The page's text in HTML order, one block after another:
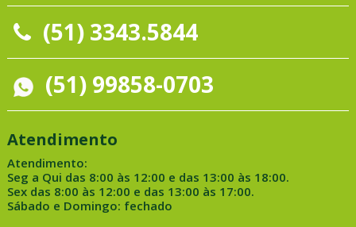
(51) 3343.5844
(51) 99858-0703
Atendimento
Atendimento:
Seg a Qui das 8:00 às 12:00 e das 13:00 às 18:00.
Sex das 8:00 às 12:00 e das 13:00 às 17:00.
Sábado e Domingo: fechado